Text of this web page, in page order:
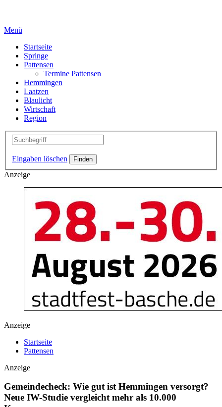
Menü
Startseite
Springe
Pattensen
Termine Pattensen
Hemmingen
Laatzen
Blaulicht
Wirtschaft
Region
Eingaben löschen
Anzeige
Anzeige
Startseite
Pattensen
Anzeige
Gemeindecheck: Wie gut ist Hemmingen versorgt?
Neue IW-Studie vergleicht mehr als 10.000